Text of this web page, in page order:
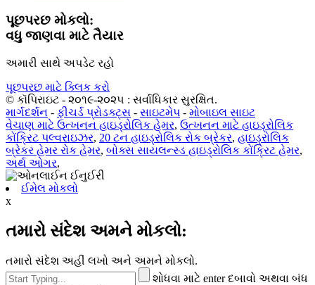
પૂછપરછ મોકલો:
વધુ જાણવા માટે તૈયાર
અમારી સાથે અપડેટ રહો
પૂછપરછ માટે ક્લિક કરો
© કૉપિરાઇટ - ૨૦૧૯-૨૦૨૫ : સર્વાધિકાર સુરક્ષિત.
માર્ગદર્શન - ફીચર્ડ પ્રોડક્ટ્સ - સાઇટમેપ - મોબાઇલ સાઇટ
વેચાણ માટે ઉત્ખનન હાઇડ્રોલિક હેમર, ઉત્ખનન માટે હાઇડ્રોલિક
કોંક્રિટ પલ્વરાઇઝર, 20 ટન હાઇડ્રોલિક રોક બ્રેકર, હાઇડ્રોલિક
બ્રેકર હેમર રોક હેમર, બોક્સ સાયલન્સ્ડ હાઇડ્રોલિક કોંક્રિટ હેમર,
અર્થ ઓગર,
ઈમેલ મોકલો
x
તમારો સંદેશ અમને મોકલો:
તમારો સંદેશ અહીં લખો અને અમને મોકલો.
શોધવા માટે enter દબાવો અથવા બંધ